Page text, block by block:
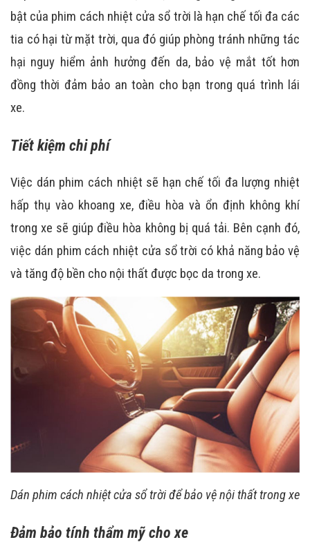
bật của phim cách nhiệt cửa sổ trời là hạn chế tối đa các
tia có hại từ mặt trời, qua đó giúp phòng tránh những tác
hại nguy hiểm ảnh hưởng đến da, bảo vệ mắt tốt hơn
đồng thời đảm bảo an toàn cho bạn trong quá trình lái
xe.
Tiết kiệm chi phí
Việc dán phim cách nhiệt sẽ hạn chế tối đa lượng nhiệt
hấp thụ vào khoang xe, điều hòa và ổn định không khí
trong xe sẽ giúp điều hòa không bị quá tải. Bên cạnh đó,
việc dán phim cách nhiệt cửa sổ trời có khả năng bảo vệ
và tăng độ bền cho nội thất được bọc da trong xe.
Dán phim cách nhiệt cửa sổ trời để bảo vệ nội thất trong xe
Đảm bảo tính thẩm mỹ cho xe